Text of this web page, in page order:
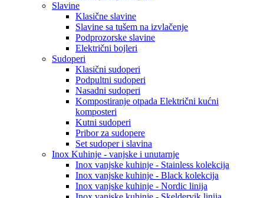
Slavine
Klasične slavine
Slavine sa tušem na izvlačenje
Podprozorske slavine
Električni bojleri
Sudoperi
Klasični sudoperi
Podpultni sudoperi
Nasadni sudoperi
Kompostiranje otpada Električni kućni
komposteri
Kutni sudoperi
Pribor za sudopere
Set sudoper i slavina
Inox Kuhinje - vanjske i unutarnje
Inox vanjske kuhinje - Stainless kolekcija
Inox vanjske kuhinje - Black kolekcija
Inox vanjske kuhinje - Nordic linija